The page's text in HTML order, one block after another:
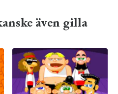
även gilla